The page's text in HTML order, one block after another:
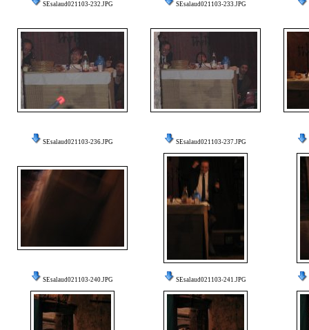
SEsalaud021103-232.JPG SEsalaud021103-233.JPG
SEsalaud021103-236.JPG SEsalaud021103-237.JPG
SEsalaud021103-240.JPG SEsalaud021103-241.JPG